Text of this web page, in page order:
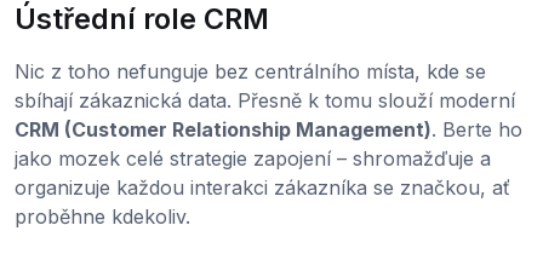
Ústřední role CRM
Nic z toho nefunguje bez centrálního místa, kde se
sbíhají zákaznická data. Přesně k tomu slouží moderní
CRM (Customer Relationship Management). Berte ho
jako mozek celé strategie zapojení – shromažďuje a
organizuje každou interakci zákazníka se značkou, ať
proběhne kdekoliv.